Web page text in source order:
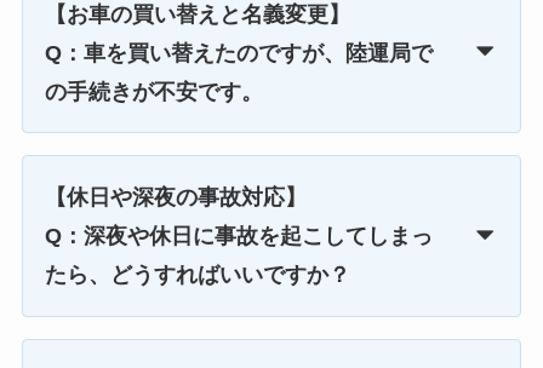
【お車の買い替えと名義変更】
Q：車を買い替えたのですが、陸運局で
の手続きが不安です。
【休日や深夜の事故対応】
Q：深夜や休日に事故を起こしてしまっ
たら、どうすればいいですか？